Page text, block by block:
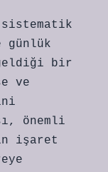
günlük
geldiği bir
ve
önemli
işaret